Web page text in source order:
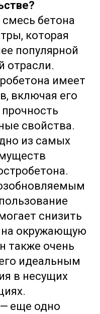
бетона
которая
популярной
отрасли.
имеет
включая его
свойства.
из самых
снизить
на окружающую
также очень
идеальным
в несущих
еще одно